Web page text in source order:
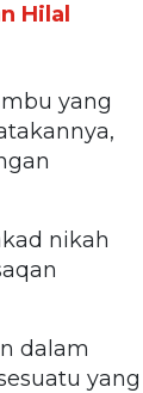
Hilal
yang
nikah
dalam
yang